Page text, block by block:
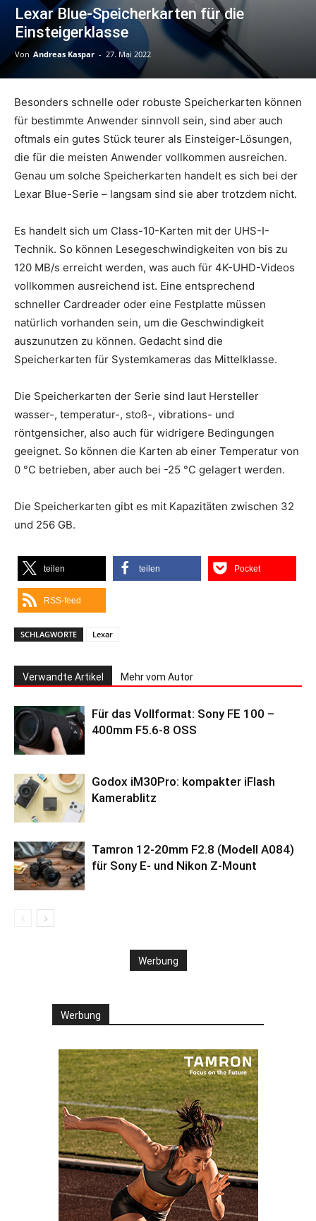
Lexar Blue-Speicherkarten für die
Einsteigerklasse
Von Andreas Kaspar - 27. Mai 2022
Besonders schnelle oder robuste Speicherkarten können
für bestimmte Anwender sinnvoll sein, sind aber auch
oftmals ein gutes Stück teurer als Einsteiger-Lösungen,
die für die meisten Anwender vollkommen ausreichen.
Genau um solche Speicherkarten handelt es sich bei der
Lexar Blue-Serie – langsam sind sie aber trotzdem nicht.
Es handelt sich um Class-10-Karten mit der UHS-I-
Technik. So können Lesegeschwindigkeiten von bis zu
120 MB/s erreicht werden, was auch für 4K-UHD-Videos
vollkommen ausreichend ist. Eine entsprechend
schneller Cardreader oder eine Festplatte müssen
natürlich vorhanden sein, um die Geschwindigkeit
auszunutzen zu können. Gedacht sind die
Speicherkarten für Systemkameras das Mittelklasse.
Die Speicherkarten der Serie sind laut Hersteller
wasser-, temperatur-, stoß-, vibrations- und
röntgensicher, also auch für widrigere Bedingungen
geeignet. So können die Karten ab einer Temperatur von
0 °C betrieben, aber auch bei -25 °C gelagert werden.
Die Speicherkarten gibt es mit Kapazitäten zwischen 32
und 256 GB.
teilen teilen Pocket
RSS-feed
SCHLAGWORTE Lexar
Verwandte Artikel Mehr vom Autor
Für das Vollformat: Sony FE 100 –
400mm F5.6-8 OSS
Godox iM30Pro: kompakter iFlash
Kamerablitz
Tamron 12-20mm F2.8 (Modell A084)
für Sony E- und Nikon Z-Mount
Werbung
Werbung